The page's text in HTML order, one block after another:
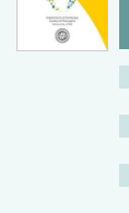
ISSN